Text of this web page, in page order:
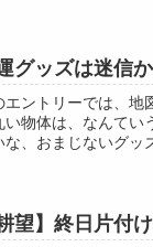
グッズは迷信
エントリーでは、地
い物体は、なんてい
な、おまじないグッ
耕望】終日片付